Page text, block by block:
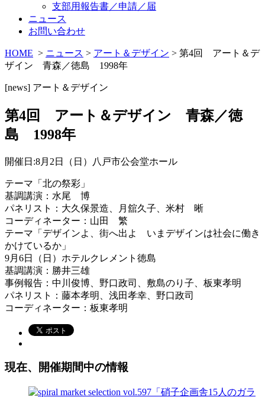
支部用報告書／申請／届
ニュース
お問い合わせ
HOME > ニュース > アート＆デザイン > 第4回 アート＆デ
ザイン 青森／徳島 1998年
[news] アート＆デザイン
第4回 アート＆デザイン 青森／徳
島 1998年
開催日:8月2日（日）八戸市公会堂ホール
テーマ「北の祭彩」
基調講演：水尾 博
パネリスト：大久保景造、月舘久子、米村 晰
コーディネーター：山田 繁
テーマ「デザインよ、街へ出よ いまデザインは社会に働き
かけているか」
9月6日（日）ホテルクレメント徳島
基調講演：勝井三雄
事例報告：中川俊博、野口政司、敷島のり子、板東孝明
パネリスト：藤本孝明、浅田孝幸、野口政司
コーディネーター：板東孝明
現在、開催期間中の情報